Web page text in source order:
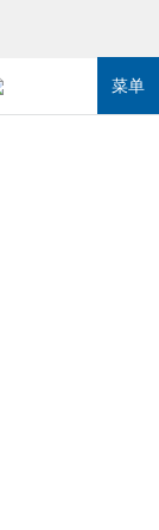
菜单